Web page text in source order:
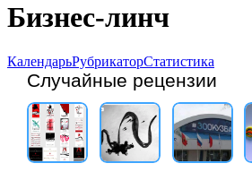
Бизнес-линч
КалендарьРубрикаторСтатистика
Случайные рецензии